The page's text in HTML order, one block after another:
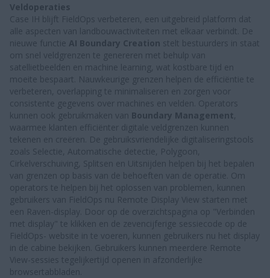
Veldoperaties
Case IH blijft FieldOps verbeteren, een uitgebreid platform dat
alle aspecten van landbouwactiviteiten met elkaar verbindt. De
nieuwe functie AI Boundary Creation stelt bestuurders in staat
om snel veldgrenzen te genereren met behulp van
satellietbeelden en machine learning, wat kostbare tijd en
moeite bespaart. Nauwkeurige grenzen helpen de efficiëntie te
verbeteren, overlapping te minimaliseren en zorgen voor
consistente gegevens over machines en velden. Operators
kunnen ook gebruikmaken van Boundary Management,
waarmee klanten efficiënter digitale veldgrenzen kunnen
tekenen en creëren. De gebruiksvriendelijke digitaliseringstools
zoals Selectie, Automatische detectie, Polygoon,
Cirkelverschuiving, Splitsen en Uitsnijden helpen bij het bepalen
van grenzen op basis van de behoeften van de operatie. Om
operators te helpen bij het oplossen van problemen, kunnen
gebruikers van FieldOps nu Remote Display View starten met
een Raven-display. Door op de overzichtspagina op "Verbinden
met display" te klikken en de zevencijferige sessiecode op de
FieldOps- website in te voeren, kunnen gebruikers nu het display
in de cabine bekijken. Gebruikers kunnen meerdere Remote
View-sessies tegelijkertijd openen in afzonderlijke
browsertabbladen.